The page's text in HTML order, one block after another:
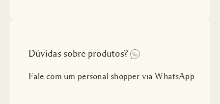
Dúvidas sobre produtos?
Fale com um personal shopper via WhatsApp